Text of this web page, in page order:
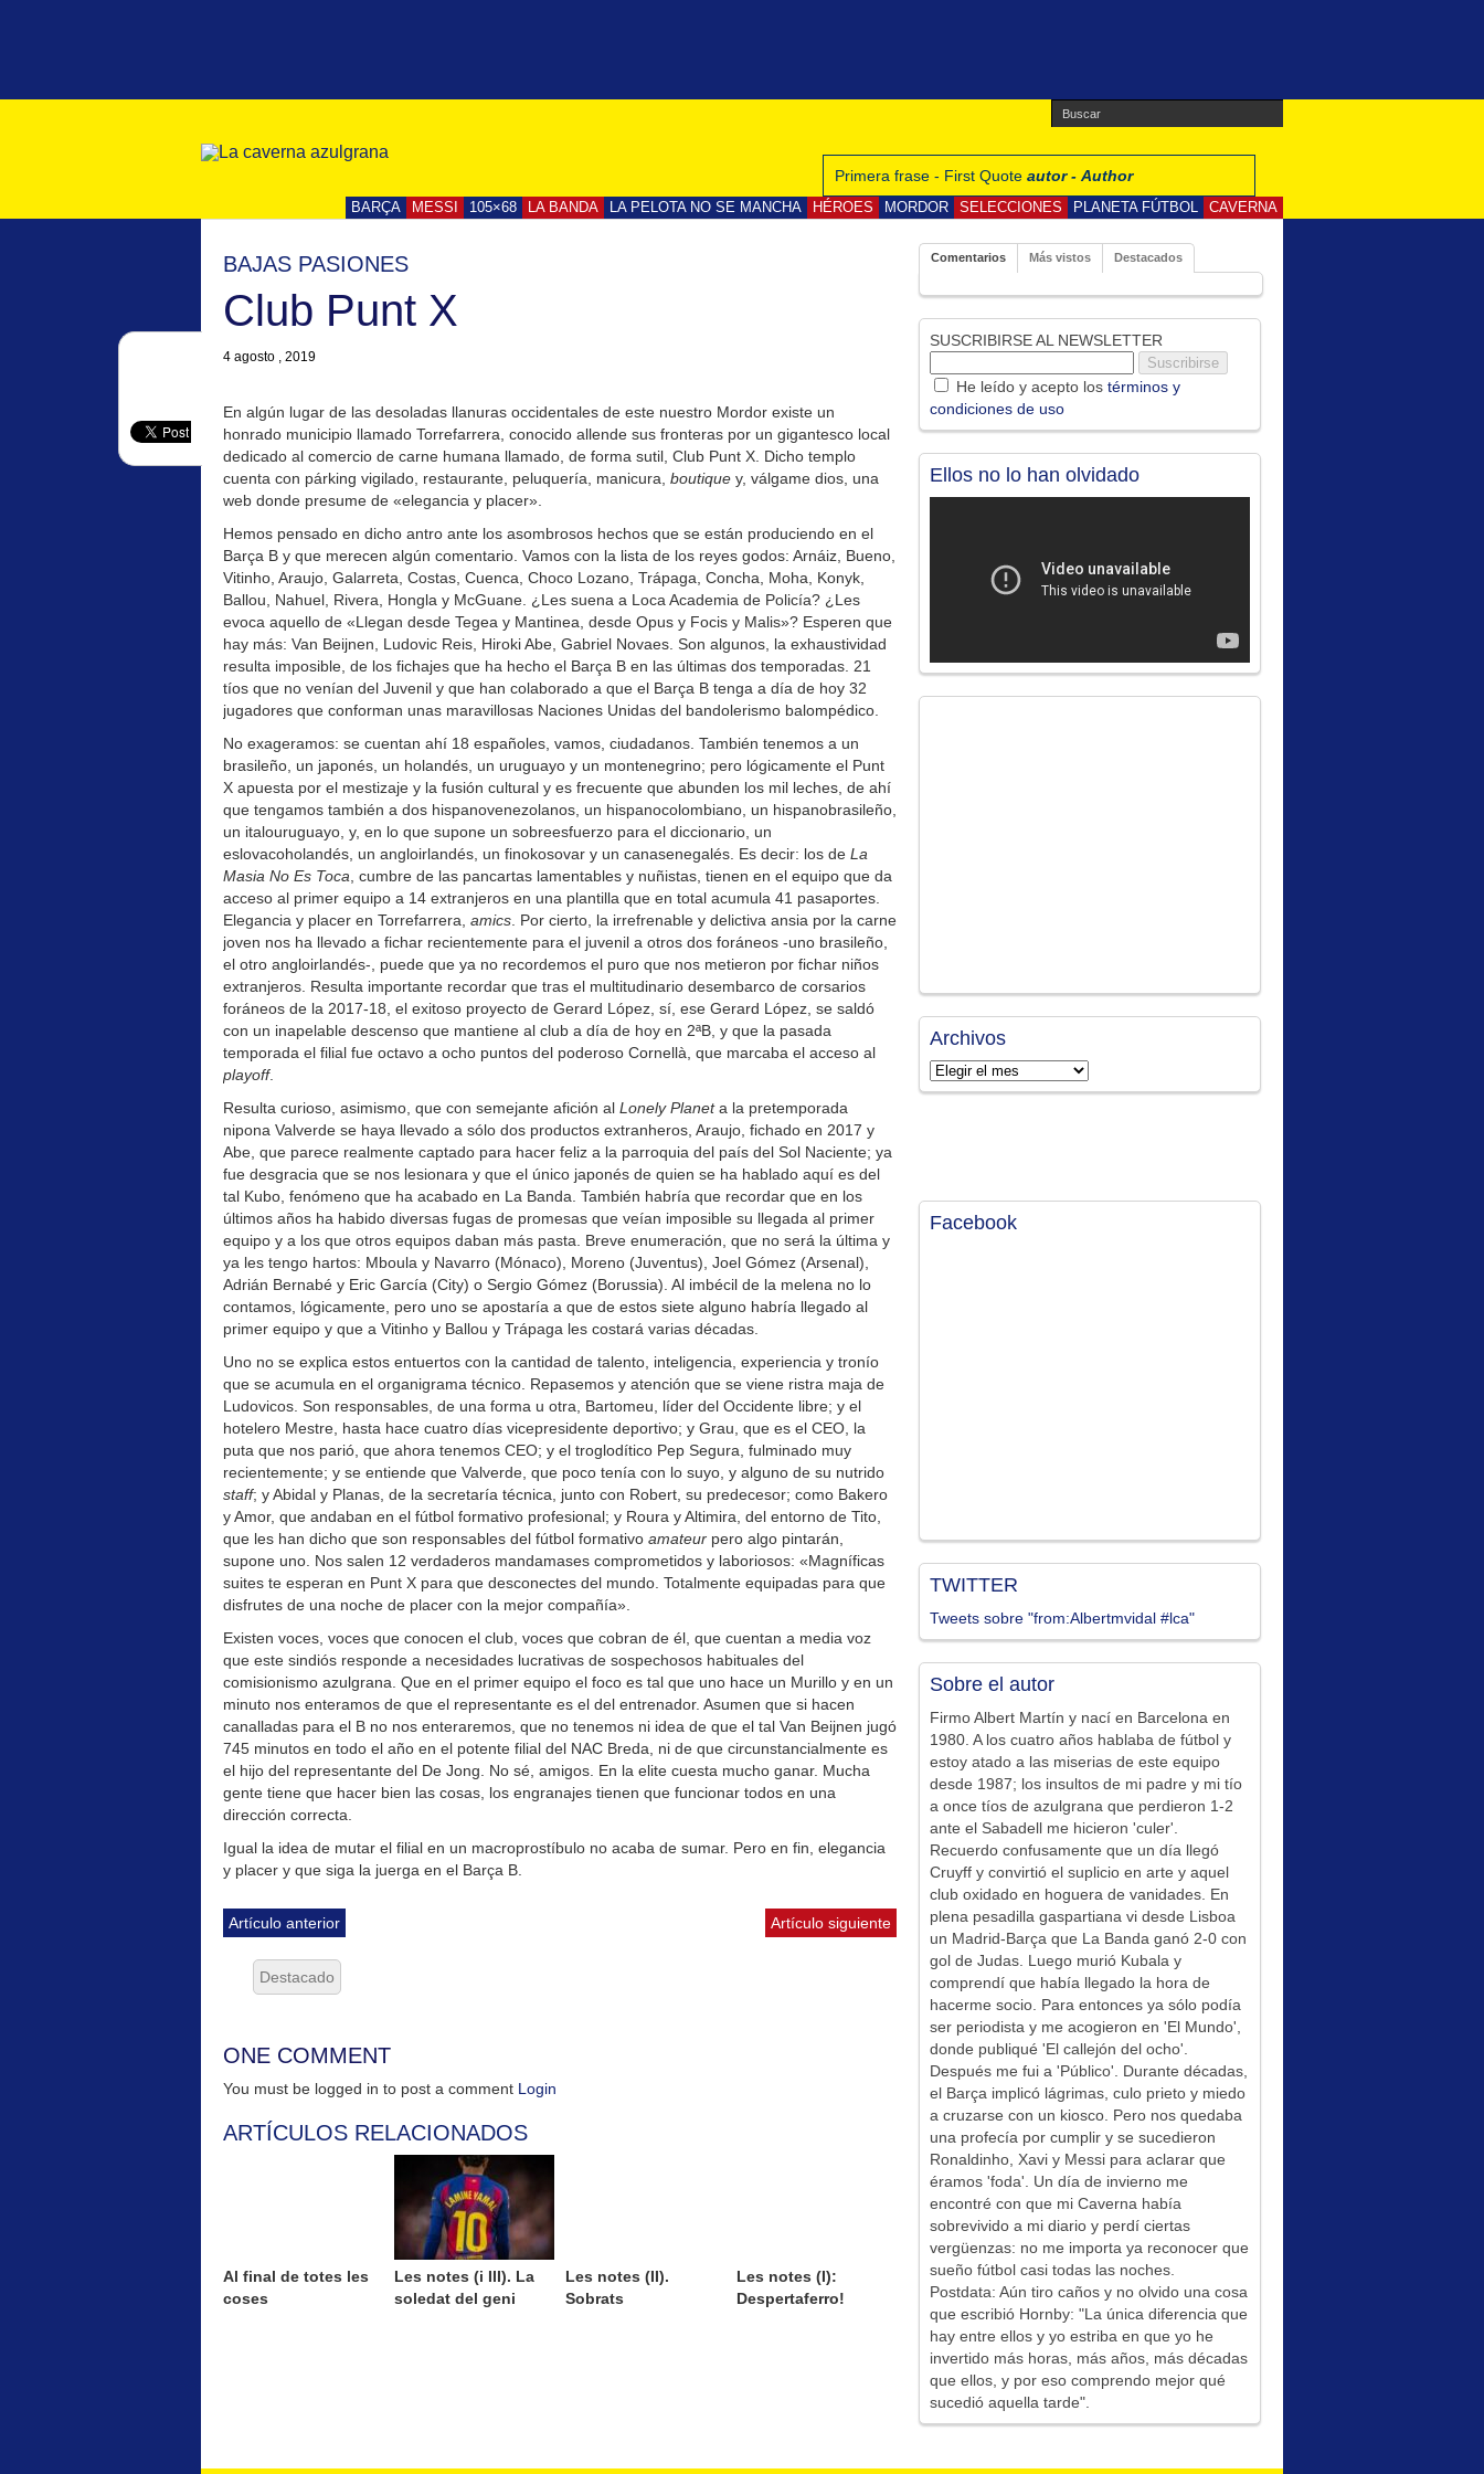
Primera frase - First Quote autor - Author
BARÇA MESSI 105×68 LA BANDA LA PELOTA NO SE MANCHA HÉROES MORDOR SELECCIONES PLANETA FÚTBOL CAVERNA
BAJAS PASIONES
Club Punt X
4 agosto , 2019
En algún lugar de las desoladas llanuras occidentales de este nuestro Mordor existe un
honrado municipio llamado Torrefarrera, conocido allende sus fronteras por un gigantesco local
dedicado al comercio de carne humana llamado, de forma sutil, Club Punt X. Dicho templo
cuenta con párking vigilado, restaurante, peluquería, manicura, boutique y, válgame dios, una
web donde presume de «elegancia y placer».
Hemos pensado en dicho antro ante los asombrosos hechos que se están produciendo en el
Barça B y que merecen algún comentario. Vamos con la lista de los reyes godos: Arnáiz, Bueno,
Vitinho, Araujo, Galarreta, Costas, Cuenca, Choco Lozano, Trápaga, Concha, Moha, Konyk,
Ballou, Nahuel, Rivera, Hongla y McGuane. ¿Les suena a Loca Academia de Policía? ¿Les
evoca aquello de «Llegan desde Tegea y Mantinea, desde Opus y Focis y Malis»? Esperen que
hay más: Van Beijnen, Ludovic Reis, Hiroki Abe, Gabriel Novaes. Son algunos, la exhaustividad
resulta imposible, de los fichajes que ha hecho el Barça B en las últimas dos temporadas. 21
tíos que no venían del Juvenil y que han colaborado a que el Barça B tenga a día de hoy 32
jugadores que conforman unas maravillosas Naciones Unidas del bandolerismo balompédico.
No exageramos: se cuentan ahí 18 españoles, vamos, ciudadanos. También tenemos a un
brasileño, un japonés, un holandés, un uruguayo y un montenegrino; pero lógicamente el Punt
X apuesta por el mestizaje y la fusión cultural y es frecuente que abunden los mil leches, de ahí
que tengamos también a dos hispanovenezolanos, un hispanocolombiano, un hispanobrasileño,
un italouruguayo, y, en lo que supone un sobreesfuerzo para el diccionario, un
eslovacoholandés, un angloirlandés, un finokosovar y un canasenegalés. Es decir: los de La
Masia No Es Toca , cumbre de las pancartas lamentables y nuñistas, tienen en el equipo que da
acceso al primer equipo a 14 extranjeros en una plantilla que en total acumula 41 pasaportes.
Elegancia y placer en Torrefarrera, amics . Por cierto, la irrefrenable y delictiva ansia por la carne
joven nos ha llevado a fichar recientemente para el juvenil a otros dos foráneos -uno brasileño,
el otro angloirlandés-, puede que ya no recordemos el puro que nos metieron por fichar niños
extranjeros. Resulta importante recordar que tras el multitudinario desembarco de corsarios
foráneos de la 2017-18, el exitoso proyecto de Gerard López, sí, ese Gerard López, se saldó
con un inapelable descenso que mantiene al club a día de hoy en 2ªB, y que la pasada
temporada el filial fue octavo a ocho puntos del poderoso Cornellà, que marcaba el acceso al
playoff.
Resulta curioso, asimismo, que con semejante afición al Lonely Planeta la pretemporada
nipona Valverde se haya llevado a sólo dos productos extranheros, Araujo, fichado en 2017 y
Abe, que parece realmente captado para hacer feliz a la parroquia del país del Sol Naciente; ya
fue desgracia que se nos lesionara y que el único japonés de quien se ha hablado aquí es del
tal Kubo, fenómeno que ha acabado en La Banda. También habría que recordar que en los
últimos años ha habido diversas fugas de promesas que veían imposible su llegada al primer
equipo y a los que otros equipos daban más pasta. Breve enumeración, que no será la última y
ya les tengo hartos: Mboula y Navarro (Mónaco), Moreno (Juventus), Joel Gómez (Arsenal),
Adrián Bernabé y Eric García (City) o Sergio Gómez (Borussia). Al imbécil de la melena no lo
contamos, lógicamente, pero uno se apostaría a que de estos siete alguno habría llegado al
primer equipo y que a Vitinho y Ballou y Trápaga les costará varias décadas.
Uno no se explica estos entuertos con la cantidad de talento, inteligencia, experiencia y tronío
que se acumula en el organigrama técnico. Repasemos y atención que se viene ristra maja de
Ludovicos. Son responsables, de una forma u otra, Bartomeu, líder del Occidente libre; y el
hotelero Mestre, hasta hace cuatro días vicepresidente deportivo; y Grau, que es el CEO, la
puta que nos parió, que ahora tenemos CEO; y el troglodítico Pep Segura, fulminado muy
recientemente; y se entiende que Valverde, que poco tenía con lo suyo, y alguno de su nutrido
staff; y Abidal y Planas, de la secretaría técnica, junto con Robert, su predecesor; como Bakero
y Amor, que andaban en el fútbol formativo profesional; y Roura y Altimira, del entorno de Tito,
que les han dicho que son responsables del fútbol formativo amateur pero algo pintarán,
supone uno. Nos salen 12 verdaderos mandamases comprometidos y laboriosos: «Magníficas
suites te esperan en Punt X para que desconectes del mundo. Totalmente equipadas para que
disfrutes de una noche de placer con la mejor compañía».
Existen voces, voces que conocen el club, voces que cobran de él, que cuentan a media voz
que este sindiós responde a necesidades lucrativas de sospechosos habituales del
comisionismo azulgrana. Que en el primer equipo el foco es tal que uno hace un Murillo y en un
minuto nos enteramos de que el representante es el del entrenador. Asumen que si hacen
canalladas para el B no nos enteraremos, que no tenemos ni idea de que el tal Van Beijnen jugó
745 minutos en todo el año en el potente filial del NAC Breda, ni de que circunstancialmente es
el hijo del representante del De Jong. No sé, amigos. En la elite cuesta mucho ganar. Mucha
gente tiene que hacer bien las cosas, los engranajes tienen que funcionar todos en una
dirección correcta.
Igual la idea de mutar el filial en un macroprostíbulo no acaba de sumar. Pero en fin, elegancia
y placer y que siga la juerga en el Barça B.
Artículo anterior Artículo siguiente
Destacado
ONE COMMENT
You must be logged in to post a comment Login
ARTÍCULOS RELACIONADOS
Al final de totes les
coses
Les notes (i III). La
soledat del geni
Les notes (II).
Sobrats
Les notes (I):
Despertaferro!
Comentarios Más vistos Destacados
SUSCRIBIRSE AL NEWSLETTER
He leído y acepto los términos y
condiciones de uso
Ellos no lo han olvidado
Archivos
Archivos
Facebook
TWITTER
Tweets sobre "from:Albertmvidal #lca"
Sobre el autor
Firmo Albert Martín y nací en Barcelona en
1980. A los cuatro años hablaba de fútbol y
estoy atado a las miserias de este equipo
desde 1987; los insultos de mi padre y mi tío
a once tíos de azulgrana que perdieron 1-2
ante el Sabadell me hicieron 'culer'.
Recuerdo confusamente que un día llegó
Cruyff y convirtió el suplicio en arte y aquel
club oxidado en hoguera de vanidades. En
plena pesadilla gaspartiana vi desde Lisboa
un Madrid-Barça que La Banda ganó 2-0 con
gol de Judas. Luego murió Kubala y
comprendí que había llegado la hora de
hacerme socio. Para entonces ya sólo podía
ser periodista y me acogieron en 'El Mundo',
donde publiqué 'El callejón del ocho'.
Después me fui a 'Público'. Durante décadas,
el Barça implicó lágrimas, culo prieto y miedo
a cruzarse con un kiosco. Pero nos quedaba
una profecía por cumplir y se sucedieron
Ronaldinho, Xavi y Messi para aclarar que
éramos 'foda'. Un día de invierno me
encontré con que mi Caverna había
sobrevivido a mi diario y perdí ciertas
vergüenzas: no me importa ya reconocer que
sueño fútbol casi todas las noches.
Postdata: Aún tiro caños y no olvido una cosa
que escribió Hornby: "La única diferencia que
hay entre ellos y yo estriba en que yo he
invertido más horas, más años, más décadas
que ellos, y por eso comprendo mejor qué
sucedió aquella tarde".